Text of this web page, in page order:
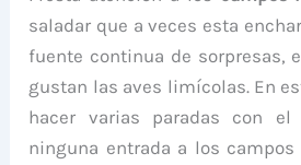
saladar que a veces esta
fuente continua de sorpresas,
gustan las aves limícolas. En
hacer varias paradas con el
ninguna entrada a los